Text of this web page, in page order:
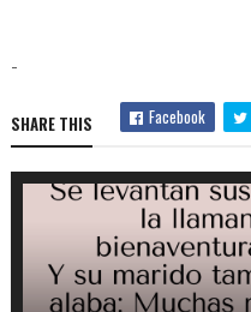
-
SHARE THIS Facebook